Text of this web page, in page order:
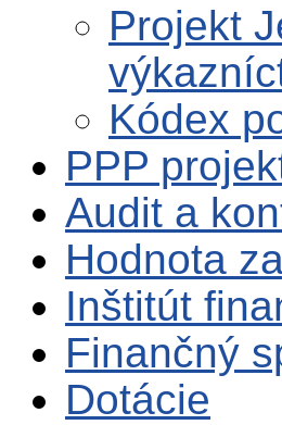
Projekt
Kódex
PPP
Audit a
Hodnota
Inštitút
Finančný
Dotácie